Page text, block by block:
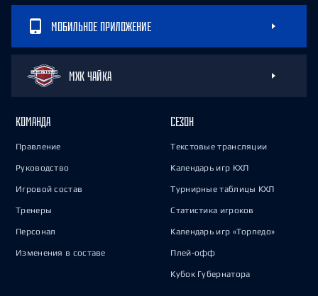
МОБИЛЬНОЕ ПРИЛОЖЕНИЕ
МХК ЧАЙКА
КОМАНДА
Правление
Руководство
Игровой состав
Тренеры
Персонал
Изменения в составе
СЕЗОН
Текстовые трансляции
Календарь игр КХЛ
Турнирные таблицы КХЛ
Статистика игроков
Календарь игр «Торпедо»
Плей-офф
Кубок Губернатора